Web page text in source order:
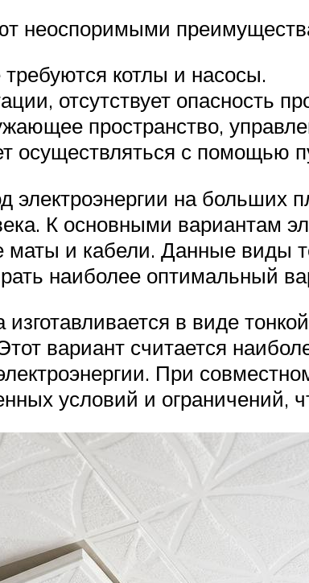
неоспоримыми
котлы и насосы.
отсутствует опасность
пространство,
осуществляться с помощью
на больших
К основными вариантам
и кабели. Данные виды
наиболее оптимальный
в виде
вариант считается
При
условий и ограничений,